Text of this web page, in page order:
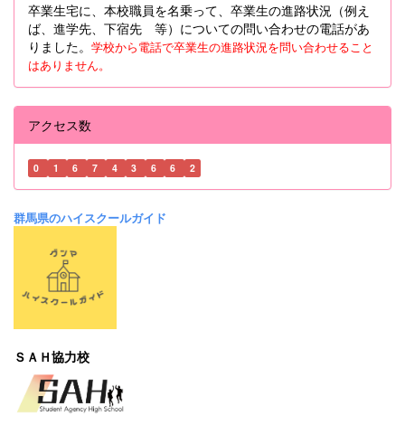
卒業生宅に、本校職員を名乗って、卒業生の進路状況（例え
ば、進学先、下宿先 等）についての問い合わせの電話があ
りました。 学校から電話で卒業生の進路状況を問い合わせること
はありません。
アクセス数
0 1 6 7 4 3 6 6 2
群馬県のハイスクールガイド
ＳＡＨ協力校